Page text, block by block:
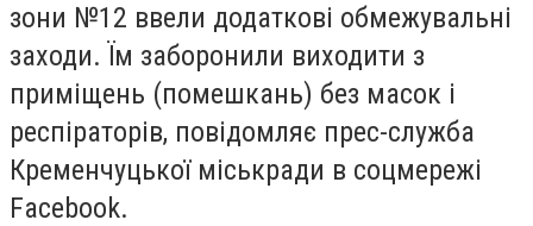
зони №12 ввели додаткові обмежувальні
заходи. Їм заборонили виходити з
приміщень (помешкань) без масок і
респіраторів, повідомляє прес-служба
Кременчуцької міськради в соцмережі
Facebook.